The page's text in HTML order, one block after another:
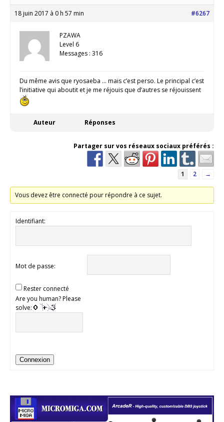
18 juin 2017 à 0 h 57 min #6267
PZAWA
Level 6
Messages : 316
Du même avis que ryosaeba … mais c’est perso. Le principal c’est
l’initiative qui aboutit et je me réjouis que d’autres se réjouissent
Auteur Réponses
Partager sur vos réseaux sociaux préférés :
1 2 →
Vous devez être connecté pour répondre à ce sujet.
Identifiant:
Mot de passe:
Rester connecté
Are you human? Please
solve:
Connexion